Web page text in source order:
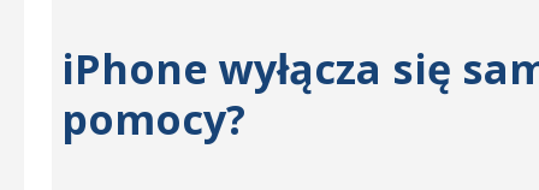
iPhone wyłącza się
pomocy?